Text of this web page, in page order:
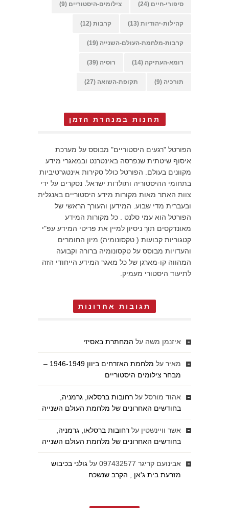
סיפורי-חיים (24) צילומים-היסטוריים (9)
קהילות-יהודיות (13) קרבות (12)
קרבות-מלחמת-העולם-השנייה (19)
רומא-העתיקה (14) רוסיה (39)
תורכיה (9) תקופת-השואה (27)
תחנות במנהרת הזמן
הפורטל "רגעים היסטוריים" מבוסס על מערכת
איסוף שיטתית שנפרסה באינטרנט ובמאגרי מידע
מקוונים בעולם. הפורטל כולל סקירות אינטגרטיביות
בתחומי ההיסטוריה ותולדות ישראל. נסקרים על ידי
צוות האתר מאות מקורות מידע היסטוריים באנגלית
ובעברית מדי שבוע. המידען והעורך הראשי של
הפורטל הוא עמי סלנט . כל מקורות המידע
מאונדקסים תוך ניסיון למיין את פריטי המידע עפ"י
קטגוריות קבועות ( טקסונומיה) מיון החומרים
והעדויות מבוסס על טקסונומיה ברורה וקבועה
המהווה קו-מארגן של כל מאגר המידע הייחודי הזה
לתיעוד היסטורי מעמיק.
תגובות אחרונות
איזנמן משה על המחתרת באסיזי
מאיר על
מלחמת האזרחים ביוון 1946-1949 –
מבחר צילומים היסטוריים
אהוד מורסל על רחובות ברסלאו, גרמניה,
בחודשים האחרונים של מלחמת העולם השנייה
אשר וויינשטין על רחובות ברסלאו, גרמניה,
בחודשים האחרונים של מלחמת העולם השנייה
אבינועם קריגר 097432577 על גולני בכיבוש
מזרעת בית ג'אן , הקרב שנשכח